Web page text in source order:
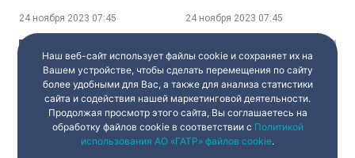
24 ноября 2023 07:45 24 ноября 2023 07:45
Путешествие с Николаем
Мама — это …. Что жители
Наш веб-сайт использует файлы cookie и сохраняет их на
Вашем устройстве, чтобы сделать перемещения по сайту
более удобными для Вас, а также для анализа статистики
сайта и содействия нашей маркетинговой деятельности.
Продолжая просмотр этого сайта, Вы соглашаетесь на
обработку файлов cookie в соответствии с Политикой
использования АО «ГАТР» файлов cookie.